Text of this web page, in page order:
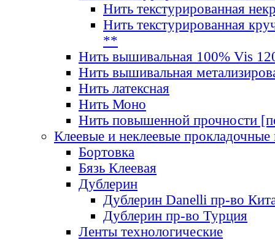
Нить текстурированная
Нить текстурированная
**
Нить вышивальная 100% Vis
Нить вышивальная
Нить латексная
Нить Моно
Нить повышенной прочности
Клеевые и неклеевые прокладочные
Бортовка
Бязь Клеевая
Дублерин
Дублерин Danelli пр-во
Дублерин пр-во Турция
Ленты технологические